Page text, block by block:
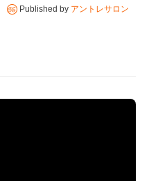
Published by アントレサロン